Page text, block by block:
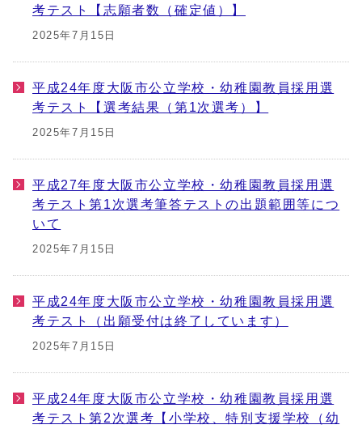
考テスト【志願者数（確定値）】
2025年7月15日
平成24年度大阪市公立学校・幼稚園教員採用選
考テスト【選考結果（第1次選考）】
2025年7月15日
平成27年度大阪市公立学校・幼稚園教員採用選
考テスト第1次選考筆答テストの出題範囲等につ
いて
2025年7月15日
平成24年度大阪市公立学校・幼稚園教員採用選
考テスト（出願受付は終了しています）
2025年7月15日
平成24年度大阪市公立学校・幼稚園教員採用選
考テスト第2次選考【小学校、特別支援学校（幼